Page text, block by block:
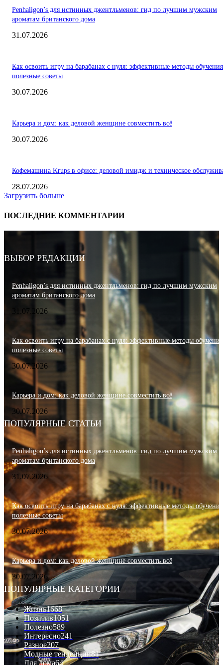
Penhaligon’s для истинных джентльменов: гид по лучшим мужским
ароматам британского дома
31.07.2026
Как освоить игру на барабанах с нуля: эффективные методы
полезные советы
30.07.2026
Карьера и дом: как деловой женщине совместить всё
30.07.2026
Кофемашина Krups в офисе: деловой имидж и техническое
28.07.2026
Загрузить больше
ПОСЛЕДНИЕ КОММЕНТАРИИ
ВЫБОР РЕДАКЦИИ
Penhaligon’s для истинных джентльменов: гид по лучшим мужским
ароматам британского дома
31.07.2026
Как освоить игру на барабанах с нуля: эффективные методы
полезные советы
30.07.2026
Карьера и дом: как деловой женщине совместить всё
30.07.2026
ПОПУЛЯРНЫЕ СТАТЬИ
Penhaligon’s для истинных джентльменов: гид по лучшим мужским
ароматам британского дома
31.07.2026
Как освоить игру на барабанах с нуля: эффективные методы
полезные советы
30.07.2026
Карьера и дом: как деловой женщине совместить всё
30.07.2026
ПОПУЛЯРНЫЕ КАТЕГОРИИ
Жизнь1668
Позитив1051
Полезно589
Интересно241
Разное207
Модные тенденции81
Для дома64